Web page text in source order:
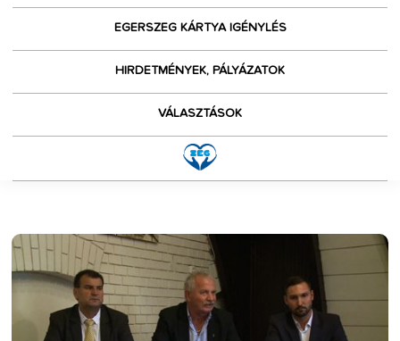
EGERSZEG KÁRTYA IGÉNYLÉS
HIRDETMÉNYEK, PÁLYÁZATOK
VÁLASZTÁSOK